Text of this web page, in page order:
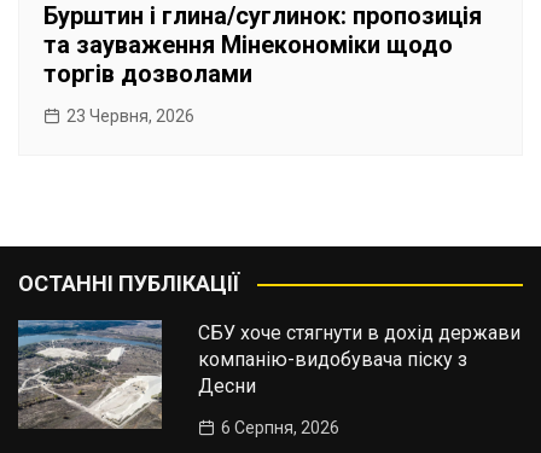
Бурштин і глина/суглинок: пропозиція
та зауваження Мінекономіки щодо
торгів дозволами
23 Червня, 2026
ОСТАННІ ПУБЛІКАЦІЇ
СБУ хоче стягнути в дохід держави
компанію-видобувача піску з
Десни
6 Серпня, 2026